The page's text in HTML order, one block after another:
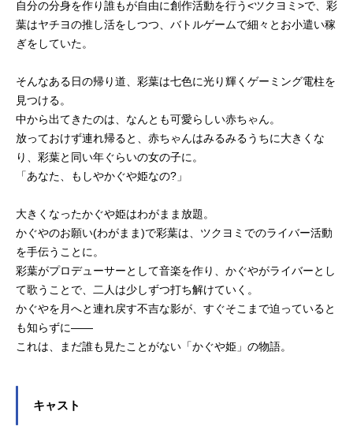
自分の分身を作り誰もが自由に創作活動を行う<ツクヨミ>で、彩
葉はヤチヨの推し活をしつつ、バトルゲームで細々とお小遣い稼
ぎをしていた。
そんなある日の帰り道、彩葉は七色に光り輝くゲーミング電柱を
見つける。
中から出てきたのは、なんとも可愛らしい赤ちゃん。
放っておけず連れ帰ると、赤ちゃんはみるみるうちに大きくな
り、彩葉と同い年ぐらいの女の子に。
「あなた、もしやかぐや姫なの?」
大きくなったかぐや姫はわがまま放題。
かぐやのお願い(わがまま)で彩葉は、ツクヨミでのライバー活動
を手伝うことに。
彩葉がプロデューサーとして音楽を作り、かぐやがライバーとし
て歌うことで、二人は少しずつ打ち解けていく。
かぐやを月へと連れ戻す不吉な影が、すぐそこまで迫っていると
も知らずに――
これは、まだ誰も見たことがない「かぐや姫」の物語。
キャスト